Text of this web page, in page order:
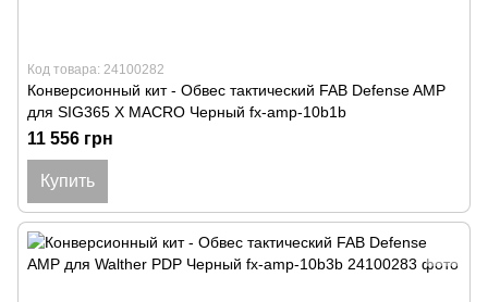
Код товара: 24100282
Конверсионный кит - Обвес тактический FAB Defense AMP
для SIG365 X MACRO Черный fx-amp-10b1b
11 556 грн
Купить